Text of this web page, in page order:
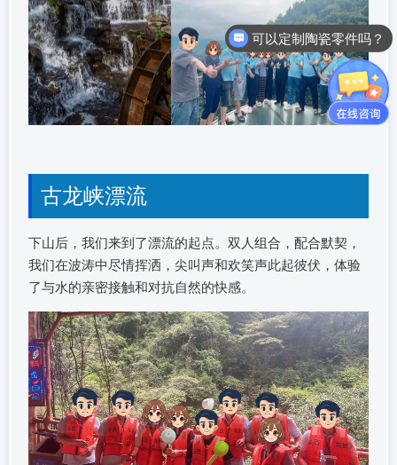
古龙峡漂流
下山后，我们来到了漂流的起点。双人组合，配合默契，
我们在波涛中尽情挥洒，尖叫声和欢笑声此起彼伏，体验
了与水的亲密接触和对抗自然的快感。
可以定制陶瓷零件吗？
报价和交期是怎么样的呢？